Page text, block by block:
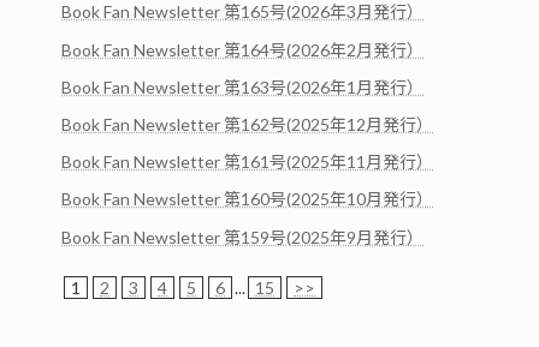
Book Fan Newsletter 第165号(2026年3月発行）
Book Fan Newsletter 第164号(2026年2月発行）
Book Fan Newsletter 第163号(2026年1月発行）
Book Fan Newsletter 第162号(2025年12月発行）
Book Fan Newsletter 第161号(2025年11月発行）
Book Fan Newsletter 第160号(2025年10月発行）
Book Fan Newsletter 第159号(2025年9月発行）
1 2 3 4 5 6 ... 15 >>